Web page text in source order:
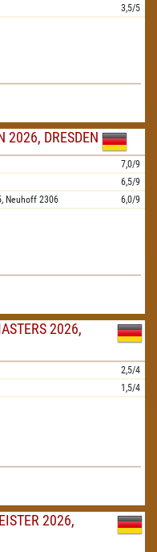
3,5/5
2026, DRESDEN
7,0/9
6,5/9
Neuhoff 2306 6,0/9
2026,
2,5/4
1,5/4
2026,